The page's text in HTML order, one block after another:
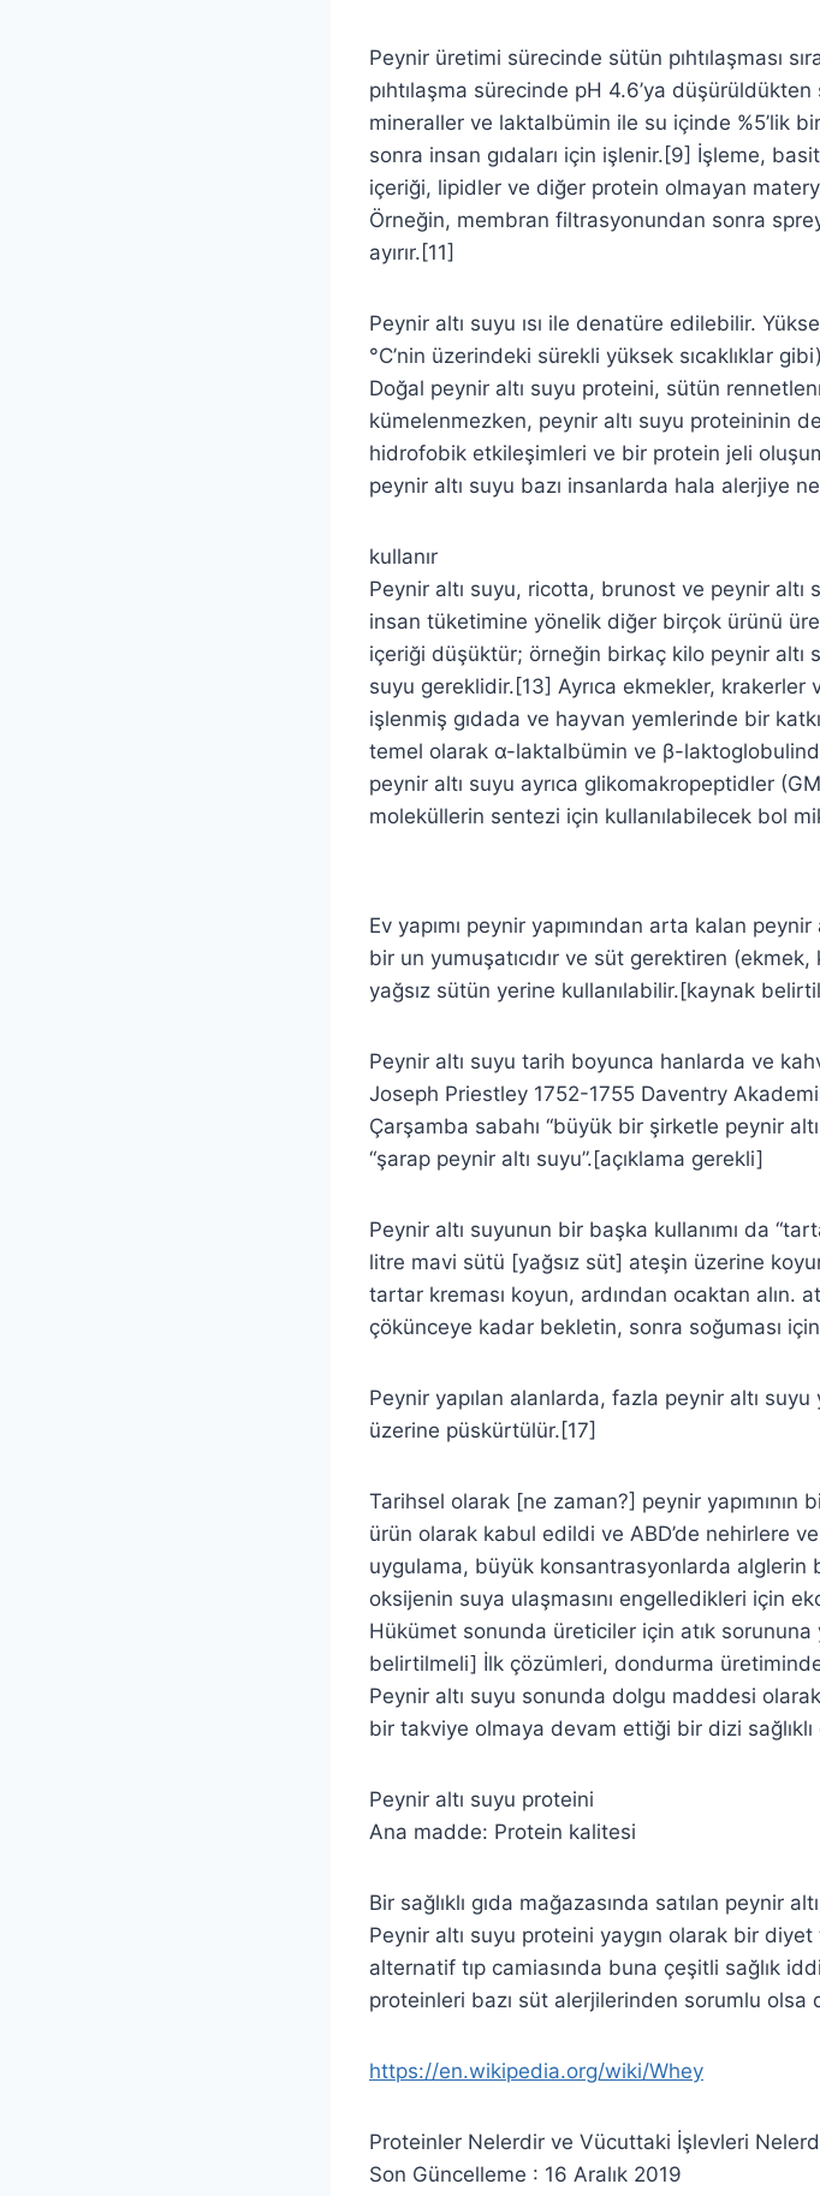
Peynir üretimi sürecinde sütün pıhtılaşması
pıhtılaşma sürecinde pH 4.6’ya
mineraller ve laktalbümin ile su içinde %5’lik
sonra insan gıdaları için işlenir.[9] İşleme,
içeriği, lipidler ve diğer protein olmayan
Örneğin, membran filtrasyonundan sonra
ayırır.[11]
Peynir altı suyu ısı ile denatüre edilebilir.
°C’nin üzerindeki sürekli yüksek sıcaklıklar
Doğal peynir altı suyu proteini, sütün
kümelenmezken, peynir altı suyu proteininin
hidrofobik etkileşimleri ve bir protein jeli
peynir altı suyu bazı insanlarda hala alerjiye
kullanır
Peynir altı suyu, ricotta, brunost ve peynir altı
insan tüketimine yönelik diğer birçok ürünü
içeriği düşüktür; örneğin birkaç kilo peynir altı
suyu gereklidir.[13] Ayrıca ekmekler,
işlenmiş gıdada ve hayvan yemlerinde bir
temel olarak α-laktalbümin ve β-
peynir altı suyu ayrıca glikomakropeptidler
moleküllerin sentezi için kullanılabilecek bol
Ev yapımı peynir yapımından arta kalan
bir un yumuşatıcıdır ve süt gerektiren
yağsız sütün yerine kullanılabilir.[kaynak
Peynir altı suyu tarih boyunca hanlarda ve
Joseph Priestley 1752-1755 Daventry
Çarşamba sabahı “büyük bir şirketle peynir
“şarap peynir altı suyu”.[açıklama gerekli]
Peynir altı suyunun bir başka kullanımı da
litre mavi sütü [yağsız süt] ateşin üzerine
tartar kreması koyun, ardından ocaktan alın.
çökünceye kadar bekletin, sonra soğuması
Peynir yapılan alanlarda, fazla peynir altı
üzerine püskürtülür.[17]
Tarihsel olarak [ne zaman?] peynir yapımının
ürün olarak kabul edildi ve ABD’de nehirlere
uygulama, büyük konsantrasyonlarda alglerin
oksijenin suya ulaşmasını engelledikleri için
Hükümet sonunda üreticiler için atık
belirtilmeli] İlk çözümleri, dondurma
Peynir altı suyu sonunda dolgu maddesi
bir takviye olmaya devam ettiği bir dizi sağlıklı
Peynir altı suyu proteini
Ana madde: Protein kalitesi
Bir sağlıklı gıda mağazasında satılan peynir
Peynir altı suyu proteini yaygın olarak bir
alternatif tıp camiasında buna çeşitli sağlık
proteinleri bazı süt alerjilerinden sorumlu olsa
https://en.wikipedia.org/wiki/Whey
Proteinler Nelerdir ve Vücuttaki İşlevleri
Son Güncelleme : 16 Aralık 2019